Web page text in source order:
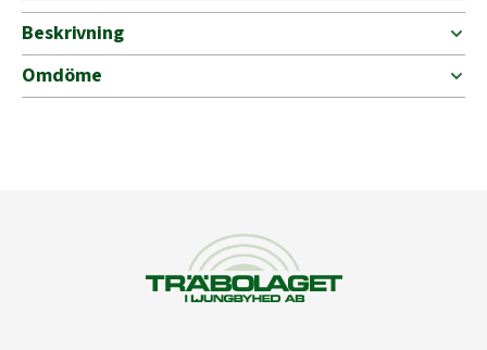
PH
mängd
Beskrivning
Omdöme